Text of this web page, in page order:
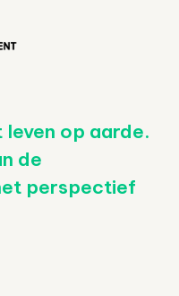
op aarde.
de
perspectief